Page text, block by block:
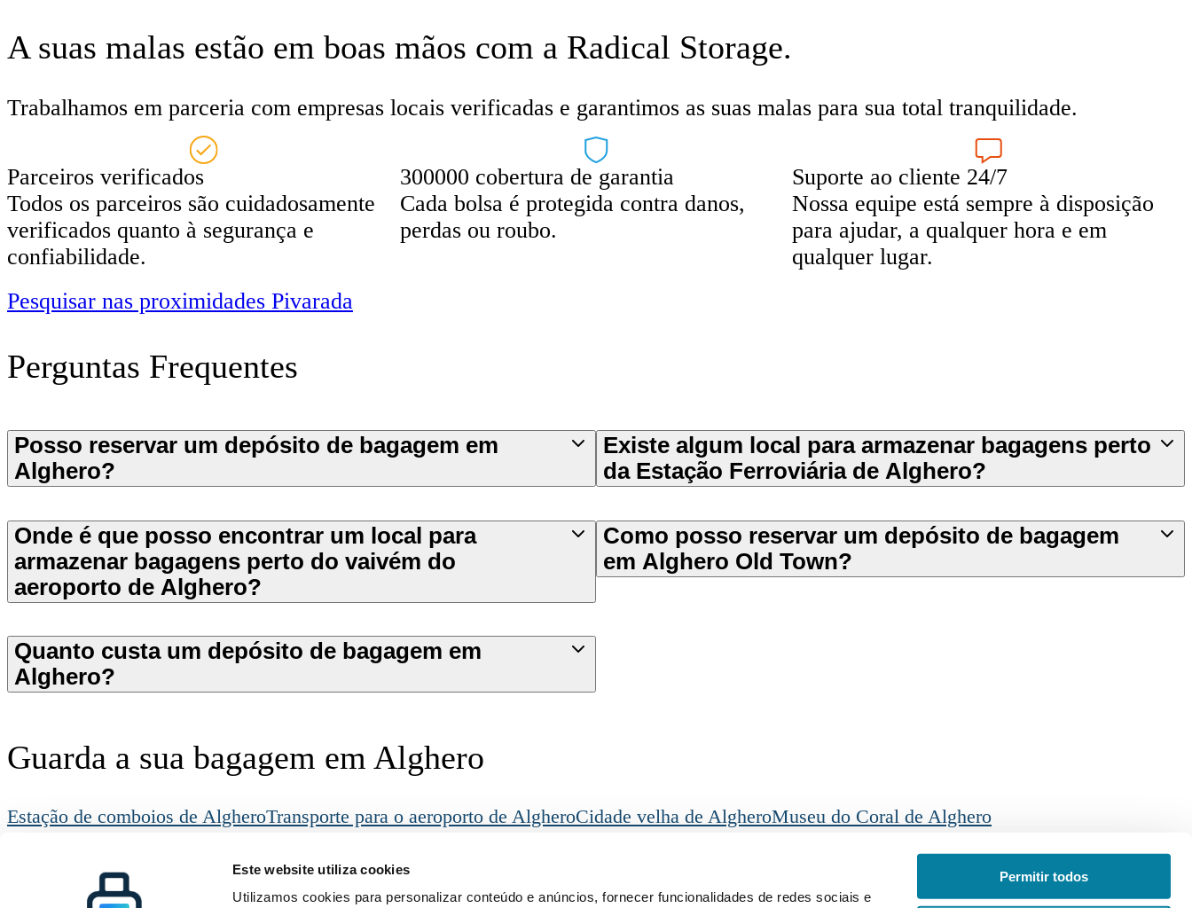
Este website utiliza cookies
Utilizamos cookies para personalizar conteúdo e anúncios, fornecer funcionalidades de redes sociais e
Permitir todos
A suas malas estão em boas mãos com a Radical Storage.
Trabalhamos em parceria com empresas locais verificadas e garantimos as suas malas para sua total tranquilidade.
Parceiros verificados
Todos os parceiros são cuidadosamente
verificados quanto à segurança e
confiabilidade.
300000 cobertura de garantia
Cada bolsa é protegida contra danos,
perdas ou roubo.
Suporte ao cliente 24/7
Nossa equipe está sempre à disposição
para ajudar, a qualquer hora e em
qualquer lugar.
Pesquisar nas proximidades Pivarada
Perguntas Frequentes
Posso reservar um depósito de bagagem em
Alghero?
Existe algum local para armazenar bagagens perto
da Estação Ferroviária de Alghero?
Onde é que posso encontrar um local para
armazenar bagagens perto do vaivém do
aeroporto de Alghero?
Como posso reservar um depósito de bagagem
em Alghero Old Town?
Quanto custa um depósito de bagagem em
Alghero?
Guarda a sua bagagem em Alghero
Estação de comboios de AlgheroTransporte para o aeroporto de AlgheroCidade velha de AlgheroMuseu do Coral de Alghero
Torne-se Parceiro
Todos os destinos
Política de cookies
Português